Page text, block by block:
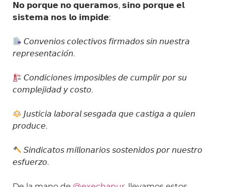
𝗡𝗼 𝗽𝗼𝗿𝗾𝘂𝗲 𝗻𝗼 𝗾𝘂𝗲𝗿𝗮𝗺𝗼𝘀, 𝘀𝗶𝗻𝗼 𝗽𝗼𝗿𝗾𝘂𝗲 𝗲𝗹
𝘀𝗶𝘀𝘁𝗲𝗺𝗮 𝗻𝗼𝘀 𝗹𝗼 𝗶𝗺𝗽𝗶𝗱𝗲:
𝘊𝘰𝘯𝘷𝘦𝘯𝘪𝘰𝘴 𝘤𝘰𝘭𝘦𝘤𝘵𝘪𝘷𝘰𝘴 𝘧𝘪𝘳𝘮𝘢𝘥𝘰𝘴 𝘴𝘪𝘯 𝘯𝘶𝘦𝘴𝘵𝘳𝘢
𝘳𝘦𝘱𝘳𝘦𝘴𝘦𝘯𝘵𝘢𝘤𝘪𝘰́𝘯.
𝘊𝘰𝘯𝘥𝘪𝘤𝘪𝘰𝘯𝘦𝘴 𝘪𝘮𝘱𝘰𝘴𝘪𝘣𝘭𝘦𝘴 𝘥𝘦 𝘤𝘶𝘮𝘱𝘭𝘪𝘳 𝘱𝘰𝘳 𝘴𝘶
𝘤𝘰𝘮𝘱𝘭𝘦𝘫𝘪𝘥𝘢𝘥 𝘺 𝘤𝘰𝘴𝘵𝘰.
𝘑𝘶𝘴𝘵𝘪𝘤𝘪𝘢 𝘭𝘢𝘣𝘰𝘳𝘢𝘭 𝘴𝘦𝘴𝘨𝘢𝘥𝘢 𝘲𝘶𝘦 𝘤𝘢𝘴𝘵𝘪𝘨𝘢 𝘢 𝘲𝘶𝘪𝘦𝘯
𝘱𝘳𝘰𝘥𝘶𝘤𝘦.
𝘚𝘪𝘯𝘥𝘪𝘤𝘢𝘵𝘰𝘴 𝘮𝘪𝘭𝘭𝘰𝘯𝘢𝘳𝘪𝘰𝘴 𝘴𝘰𝘴𝘵𝘦𝘯𝘪𝘥𝘰𝘴 𝘱𝘰𝘳 𝘯𝘶𝘦𝘴𝘵𝘳𝘰
𝘦𝘴𝘧𝘶𝘦𝘳𝘻𝘰.